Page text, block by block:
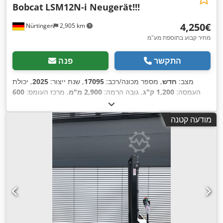
Nürtingen 2,905 km
Bobcat LSM12N-i Neugerät!!!
‏4,250 ‏€
מחיר קבוע בתוספת מע"מ
פנה התקשר
מצב: חדש, מספר מכונה/רכב: 17095, שנת ייצור: 2025, יכולת
העמסה: 1,200 ק"ג , גובה הרמה: 2,900 מ"מ , מרכז העומס: 600
, סוג תורן:
מ"מ, מתח סוללה: 24 V , אורך המזלג:1,150 מ"מ , משקל כולל:665
מודעה קטנה